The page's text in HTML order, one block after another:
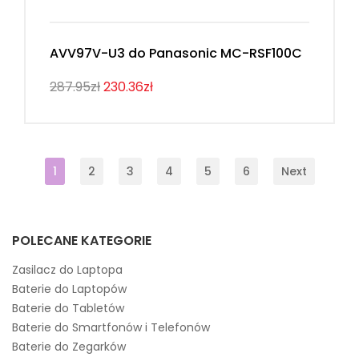
POLECANE KATEGORIE
Zasilacz do Laptopa
Baterie do Laptopów
Baterie do Tabletów
Baterie do Smartfonów i Telefonów
Baterie do Zegarków
AVV97V-U3 do Panasonic MC-RSF100C
287.95zł230.36zł
1 2 3 4 5 6 Next